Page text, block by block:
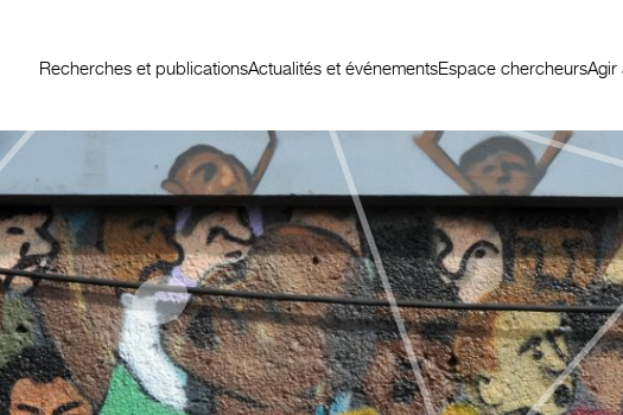
Recherches et publicationsActualités et événementsEspace chercheursAgir